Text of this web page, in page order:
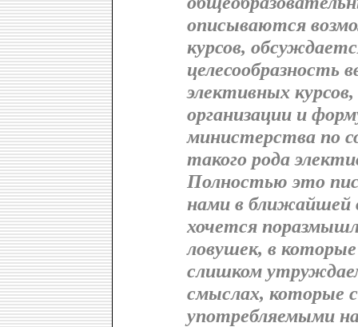
описываются
курсов,
целесообразность
элективных
организации и
министерства по
такого рода
Полностью это
нами в ближайшей
хочется
ловушек, в
слишком
смыслах, которые
употребляемыми